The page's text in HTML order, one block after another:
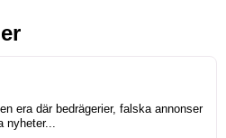
era där bedrägerier, falska annonser